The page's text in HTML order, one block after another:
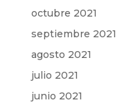
octubre 2021
septiembre 2021
agosto 2021
julio 2021
junio 2021